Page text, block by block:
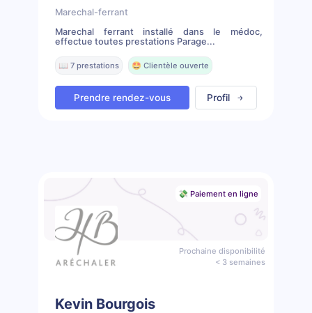
Marechal-ferrant
Marechal ferrant installé dans le médoc,
effectue toutes prestations Parage...
📖 7 prestations 🤩 Clientèle ouverte
Prendre rendez-vous Profil
💸 Paiement en ligne
Prochaine disponibilité
< 3 semaines
Kevin Bourgois